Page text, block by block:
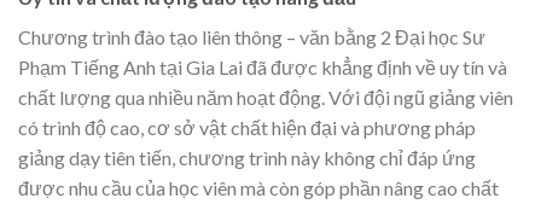
Chương trình đào tạo liên thông – văn bằng 2 Đại học Sư
Phạm Tiếng Anh tại Gia Lai đã được khẳng định về uy tín và
chất lượng qua nhiều năm hoạt động. Với đội ngũ giảng viên
có trình độ cao, cơ sở vật chất hiện đại và phương pháp
giảng dạy tiên tiến, chương trình này không chỉ đáp ứng
được nhu cầu của học viên mà còn góp phần nâng cao chất